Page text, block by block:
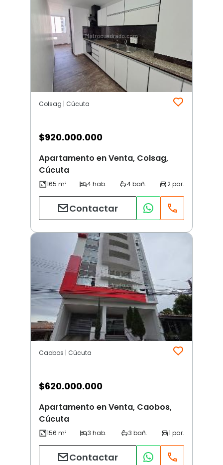
Colsag | Cúcuta
$920.000.000
Apartamento en Venta, Colsag,
Cúcuta
Contactar
Caobos | Cúcuta
$620.000.000
Apartamento en Venta, Caobos,
Cúcuta
Contactar